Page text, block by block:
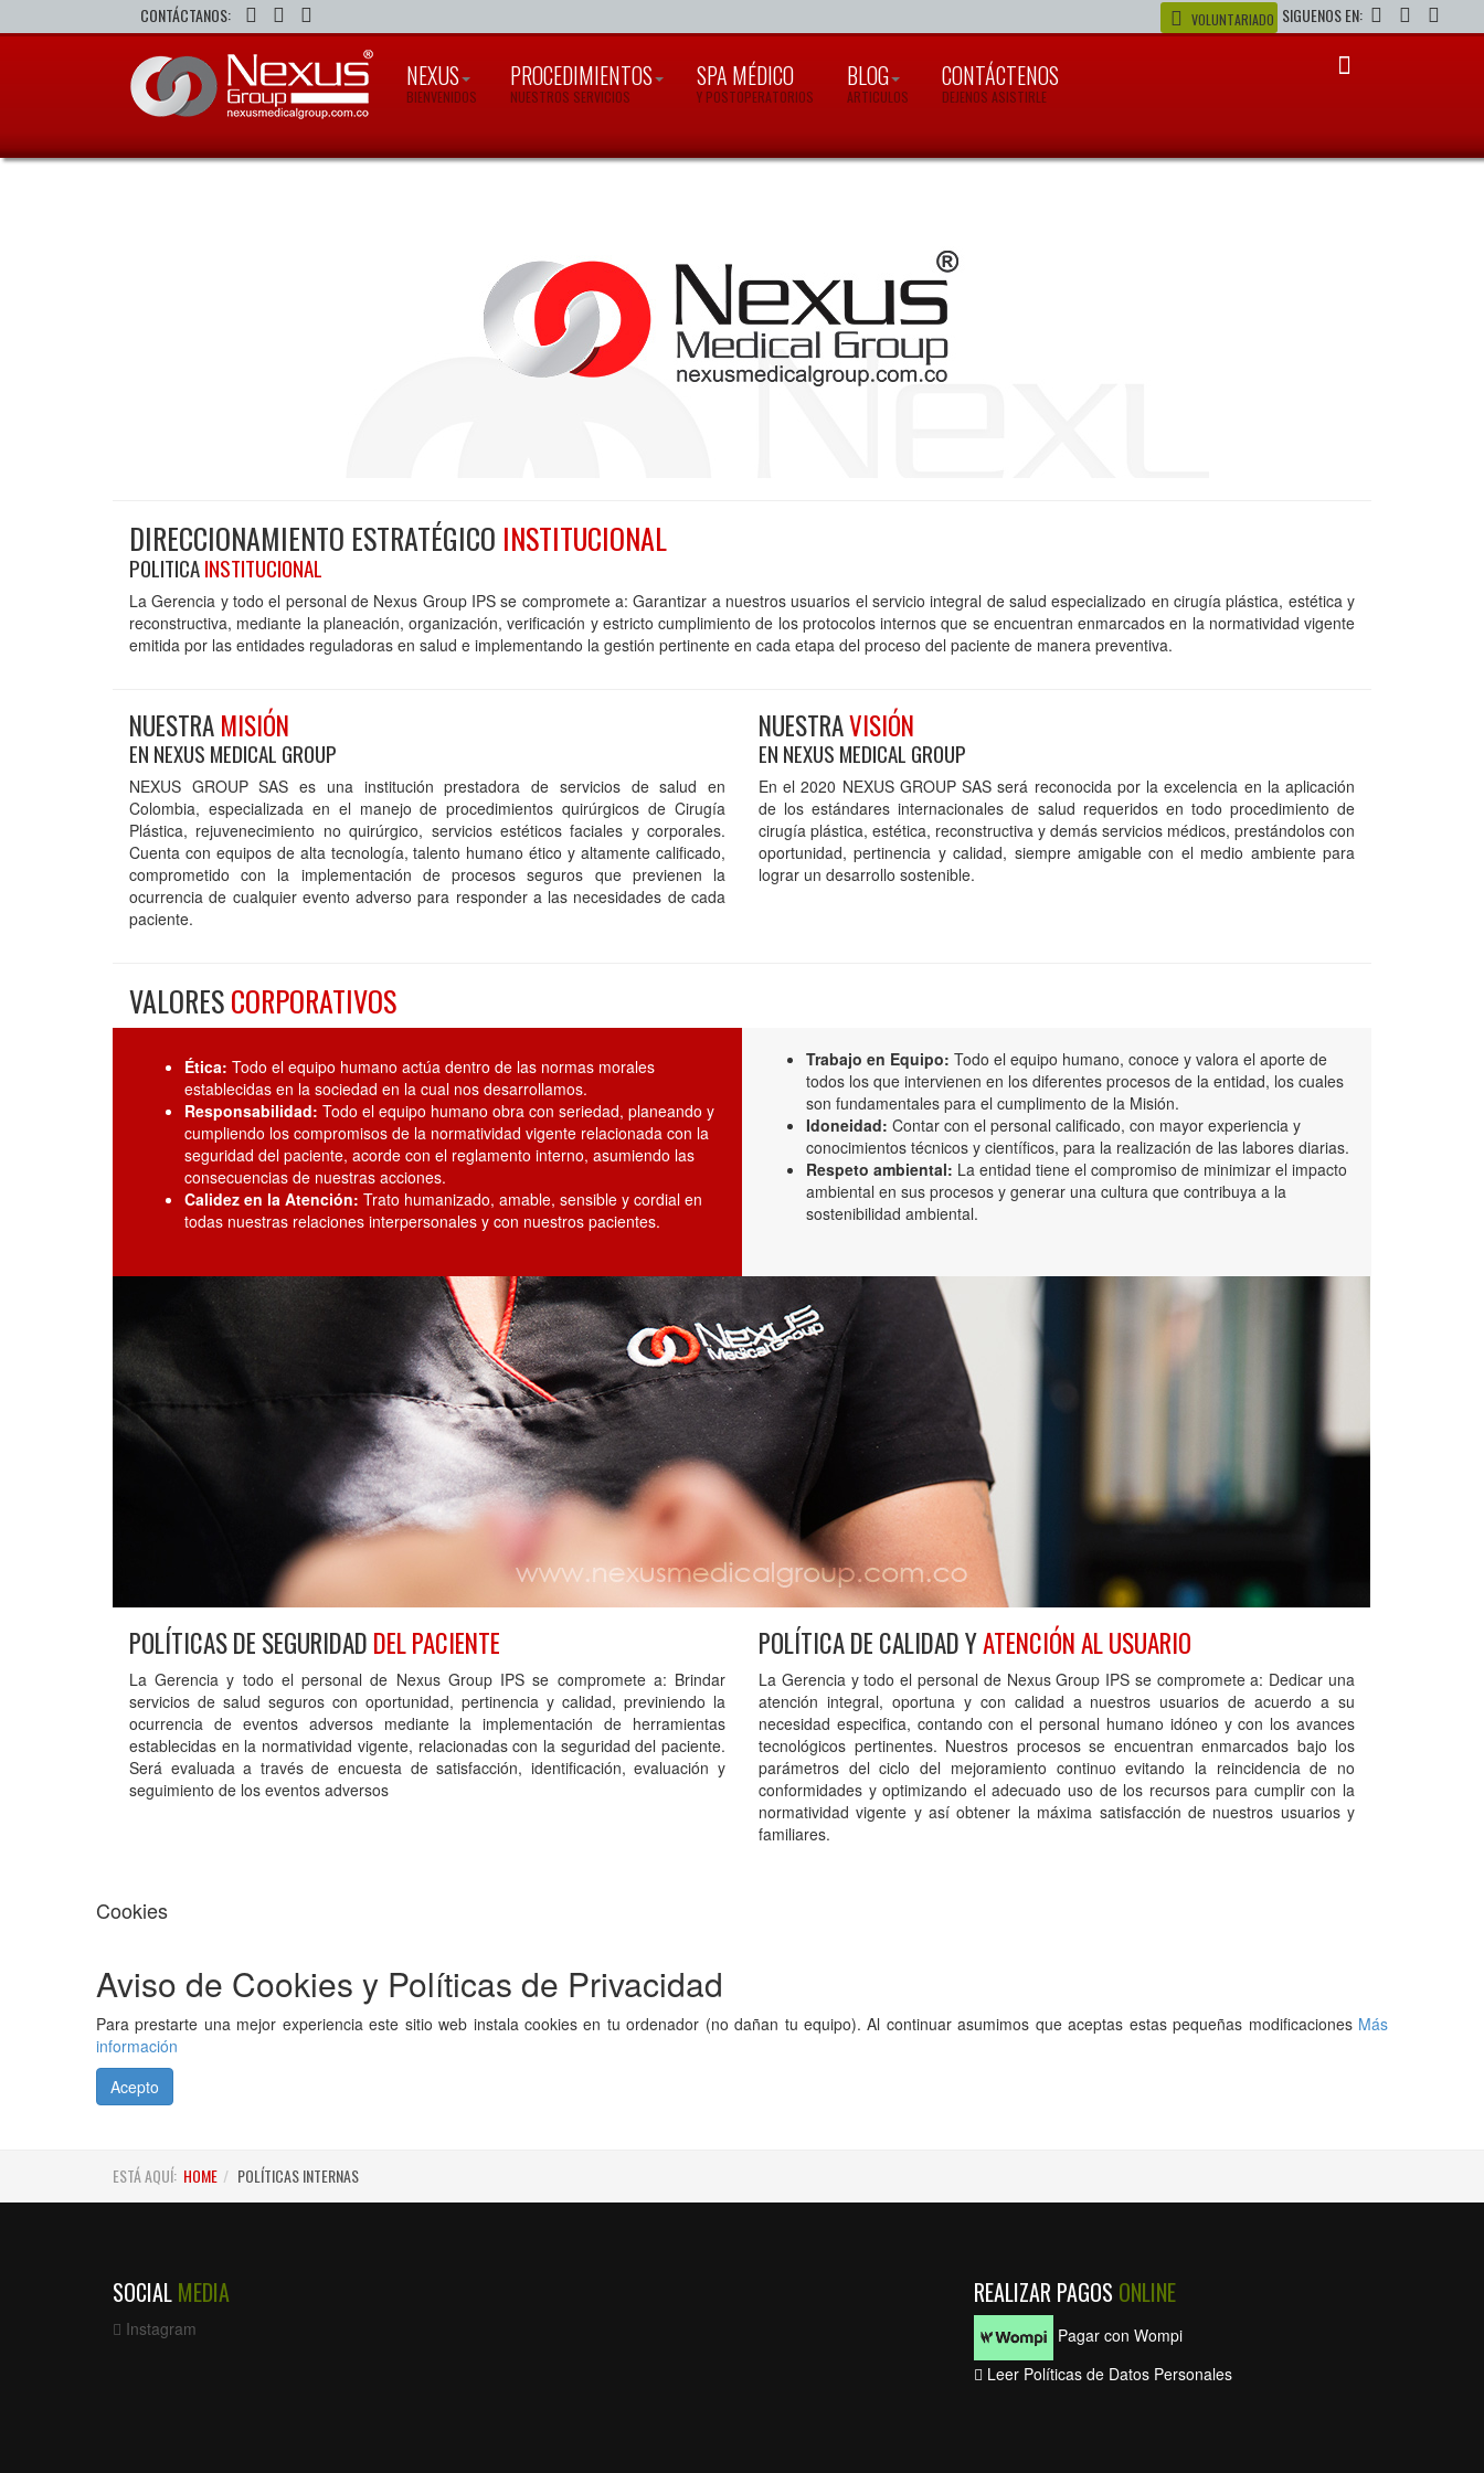
CONTÁCTANOS: VOLUNTARIADO SIGUENOS EN:
NEXUS
BIENVENIDOS
PROCEDIMIENTOS
NUESTROS SERVICIOS
SPA MÉDICO
Y POSTOPERATORIOS
BLOG
ARTICULOS
CONTÁCTENOS
DEJENOS ASISTIRLE
DIRECCIONAMIENTO ESTRATÉGICO INSTITUCIONAL
POLITICAINSTITUCIONAL
La Gerencia y todo el personal de Nexus Group IPS se compromete a: Garantizar a nuestros usuarios el servicio integral de salud especializado en cirugía plástica, estética y
reconstructiva, mediante la planeación, organización, verificación y estricto cumplimiento de los protocolos internos que se encuentran enmarcados en la normatividad vigente
emitida por las entidades reguladoras en salud e implementando la gestión pertinente en cada etapa del proceso del paciente de manera preventiva.
NUESTRA MISIÓN
EN NEXUS MEDICAL GROUP
NEXUS GROUP SAS es una institución prestadora de servicios de salud en
Colombia, especializada en el manejo de procedimientos quirúrgicos de Cirugía
Plástica, rejuvenecimiento no quirúrgico, servicios estéticos faciales y corporales.
Cuenta con equipos de alta tecnología, talento humano ético y altamente calificado,
comprometido con la implementación de procesos seguros que previenen la
ocurrencia de cualquier evento adverso para responder a las necesidades de cada
paciente.
NUESTRAVISIÓN
EN NEXUS MEDICAL GROUP
En el 2020 NEXUS GROUP SAS será reconocida por la excelencia en la aplicación
de los estándares internacionales de salud requeridos en todo procedimiento de
cirugía plástica, estética, reconstructiva y demás servicios médicos, prestándolos con
oportunidad, pertinencia y calidad, siempre amigable con el medio ambiente para
lograr un desarrollo sostenible.
VALORESCORPORATIVOS
Ética: Todo el equipo humano actúa dentro de las normas morales
establecidas en la sociedad en la cual nos desarrollamos.
Responsabilidad: Todo el equipo humano obra con seriedad, planeando y
cumpliendo los compromisos de la normatividad vigente relacionada con la
seguridad del paciente, acorde con el reglamento interno, asumiendo las
consecuencias de nuestras acciones.
Calidez en la Atención: Trato humanizado, amable, sensible y cordial en
todas nuestras relaciones interpersonales y con nuestros pacientes.
Trabajo en Equipo: Todo el equipo humano, conoce y valora el aporte de
todos los que intervienen en los diferentes procesos de la entidad, los cuales
son fundamentales para el cumplimento de la Misión.
Idoneidad: Contar con el personal calificado, con mayor experiencia y
conocimientos técnicos y científicos, para la realización de las labores diarias.
Respeto ambiental: La entidad tiene el compromiso de minimizar el impacto
ambiental en sus procesos y generar una cultura que contribuya a la
sostenibilidad ambiental.
POLÍTICAS DE SEGURIDAD DEL PACIENTE
La Gerencia y todo el personal de Nexus Group IPS se compromete a: Brindar
servicios de salud seguros con oportunidad, pertinencia y calidad, previniendo la
ocurrencia de eventos adversos mediante la implementación de herramientas
establecidas en la normatividad vigente, relacionadas con la seguridad del paciente.
Será evaluada a través de encuesta de satisfacción, identificación, evaluación y
seguimiento de los eventos adversos
POLÍTICA DE CALIDAD YATENCIÓN AL USUARIO
La Gerencia y todo el personal de Nexus Group IPS se compromete a: Dedicar una
atención integral, oportuna y con calidad a nuestros usuarios de acuerdo a su
necesidad especifica, contando con el personal humano idóneo y con los avances
tecnológicos pertinentes. Nuestros procesos se encuentran enmarcados bajo los
parámetros del ciclo del mejoramiento continuo evitando la reincidencia de no
conformidades y optimizando el adecuado uso de los recursos para cumplir con la
normatividad vigente y así obtener la máxima satisfacción de nuestros usuarios y
familiares.
Cookies
Aviso de Cookies y Políticas de Privacidad
Para prestarte una mejor experiencia este sitio web instala cookies en tu ordenador (no dañan tu equipo). Al continuar asumimos que aceptas estas pequeñas modificaciones Más
información
Acepto
ESTÁ AQUÍ: HOME POLÍTICAS INTERNAS
SOCIAL MEDIA
Instagram
REALIZAR PAGOS ONLINE
Pagar con Wompi
Leer Políticas de Datos Personales